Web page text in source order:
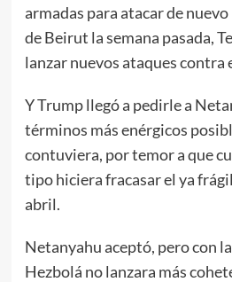
armadas para atacar de
de Beirut la semana pasada,
lanzar nuevos ataques contra
Y Trump llegó a pedirle a
términos más enérgicos
contuviera, por temor a que
tipo hiciera fracasar el ya
abril.
Netanyahu aceptó, pero con
Hezbolá no lanzara más